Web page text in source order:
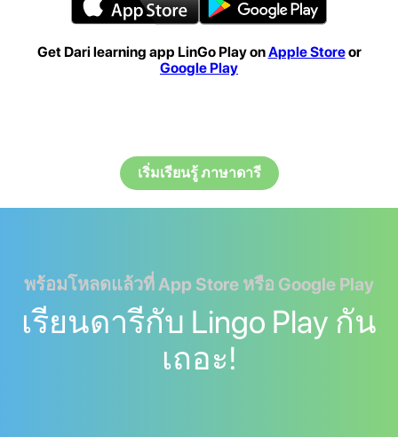
Get Dari learning app LinGo Play onApple Storeor
Google Play
เริ่มเรียนรู้ ภาษาดารี
พร้อมโหลดแล้วที่ App Store หรือ Google Play
เรียนดารีกับ Lingo Play กัน
เถอะ!